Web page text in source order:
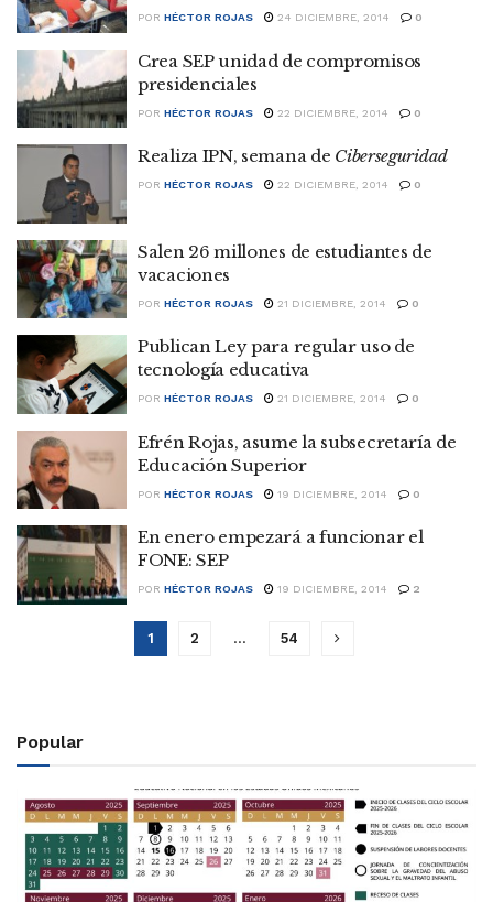
POR HÉCTOR ROJAS 24 DICIEMBRE, 2014 0
Crea SEP unidad de compromisos
presidenciales
POR HÉCTOR ROJAS 22 DICIEMBRE, 2014 0
Realiza IPN, semana de Ciberseguridad
POR HÉCTOR ROJAS 22 DICIEMBRE, 2014 0
Salen 26 millones de estudiantes de
vacaciones
POR HÉCTOR ROJAS 21 DICIEMBRE, 2014 0
Publican Ley para regular uso de
tecnología educativa
POR HÉCTOR ROJAS 21 DICIEMBRE, 2014 0
Efrén Rojas, asume la subsecretaría de
Educación Superior
POR HÉCTOR ROJAS 19 DICIEMBRE, 2014 0
En enero empezará a funcionar el
FONE: SEP
POR HÉCTOR ROJAS 19 DICIEMBRE, 2014 2
1 2 … 54
Popular